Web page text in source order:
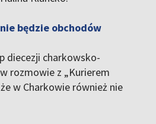
będzie obchodów
diecezji charkowsko-
rozmowie z „Kurierem
w Charkowie również nie